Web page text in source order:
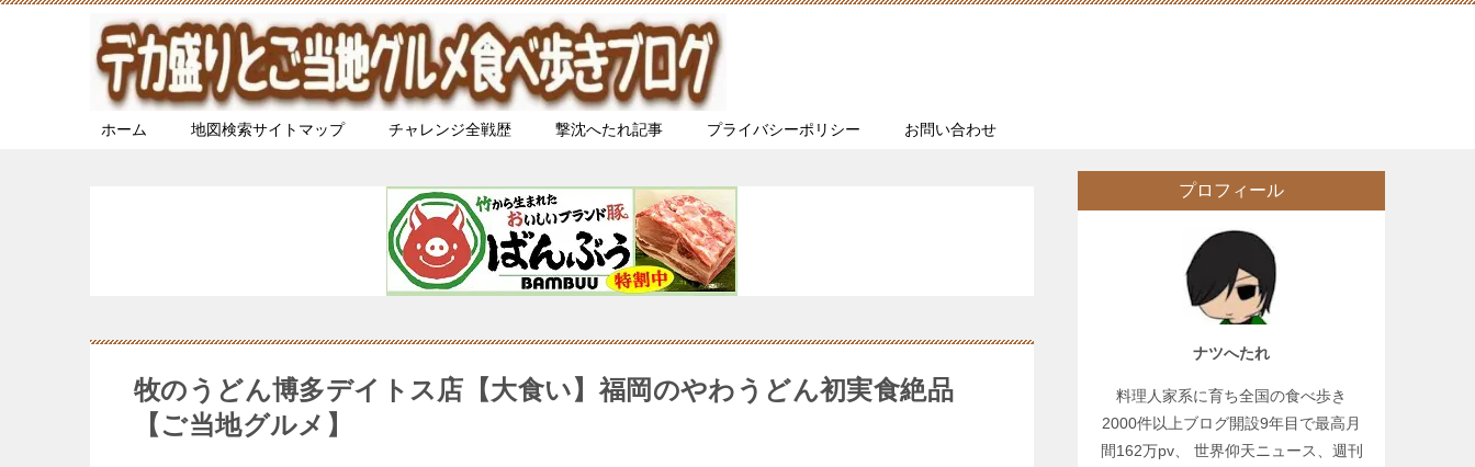
ホーム 地図検索サイトマップ チャレンジ全戦歴 撃沈へたれ記事 プライバシーポリシー お問い合わせ
牧のうどん博多デイトス店【大食い】福岡のやわうどん初実食絶品
【ご当地グルメ】
プロフィール
ナツへたれ
料理人家系に育ち全国の食べ歩き
2000件以上ブログ開設9年目で最高月
間162万pv、 世界仰天ニュース、週刊